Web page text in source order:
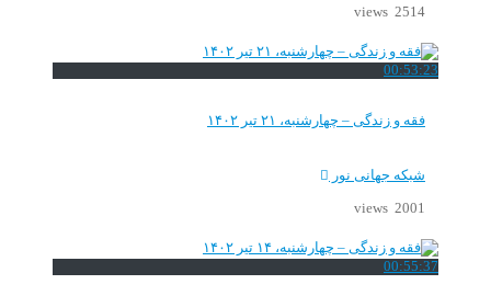
2514 views
00:53:23
فقه و زندگی – چهارشنبه، ۲۱ تیر ۱۴۰۲
شبکه جهانی نور
2001 views
00:55:37